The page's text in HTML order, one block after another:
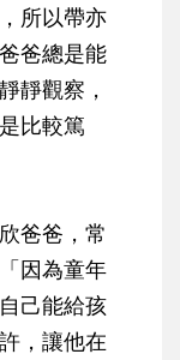
所以帶亦
爸總是能
靜觀察，
比較篤
爸爸，常
因為童年
己能給孩
，讓他在